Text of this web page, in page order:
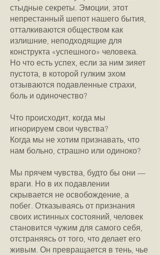
стыдные секреты. Эмоции, этот
непрестанный шепот нашего бытия,
отталкиваются обществом как
излишние, неподходящие для
конструкта «успешного» человека.
Но что есть успех, если за ним зияет
пустота, в которой гулким эхом
отзываются подавленные страхи,
боль и одиночество?
Что происходит, когда мы
игнорируем свои чувства?
Когда мы не хотим признавать, что
нам больно, страшно или одиноко?
Мы прячем чувства, будто бы они —
враги. Но в их подавлении
скрывается не освобождение, а
побег. Отказываясь от признания
своих истинных состояний, человек
становится чужим для самого себя,
отстраняясь от того, что делает его
живым. Он превращается в тень, чье